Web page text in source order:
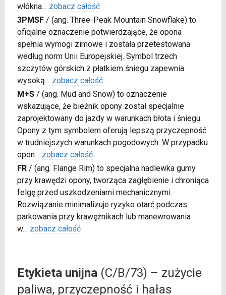
włókna... zobacz całość
3PMSF/ (ang. Three-Peak Mountain Snowflake) to
oficjalne oznaczenie potwierdzające, że opona
spełnia wymogi zimowe i została przetestowana
według norm Unii Europejskiej. Symbol trzech
szczytów górskich z płatkiem śniegu zapewnia
wysoką... zobacz całość
M+S/ (ang. Mud and Snow) to oznaczenie
wskazujące, że bieżnik opony został specjalnie
zaprojektowany do jazdy w warunkach błota i śniegu.
Opony z tym symbolem oferują lepszą przyczepność
w trudniejszych warunkach pogodowych. W przypadku
opon... zobacz całość
FR/ (ang. Flange Rim) to specjalna nadlewka gumy
przy krawędzi opony, tworząca zagłębienie i chroniąca
felgę przed uszkodzeniami mechanicznymi.
Rozwiązanie minimalizuje ryzyko otarć podczas
parkowania przy krawężnikach lub manewrowania
w... zobacz całość
Etykieta unijna(C/B/73) – zużycie
paliwa, przyczepność i hałas